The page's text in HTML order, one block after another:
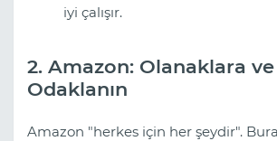
iyi çalışır.
2. Amazon: Olanaklara
Odaklanın
Amazon "herkes için her şeydir".